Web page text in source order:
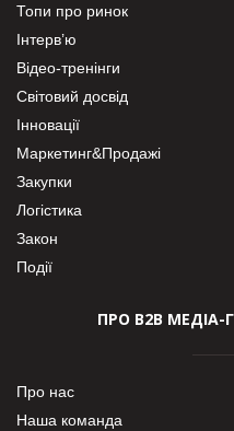
Топи про ринок
Інтерв’ю
Відео-тренінги
Світовий досвід
Інновації
Маркетинг&Продажі
Закупки
Логістика
Закон
Події
ПРО В2В МЕДІА-
Про нас
Наша команда